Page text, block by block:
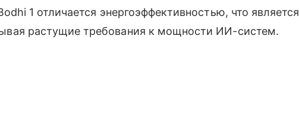
1 отличается энергоэффективностью, что является
растущие требования к мощности ИИ-систем.